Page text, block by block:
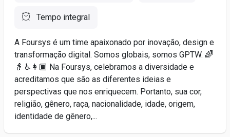
Tempo integral
A Foursys é um time apaixonado por inovação, design e
transformação digital. Somos globais, somos GPTW. 🌈
👵 ♿️👩🏾 Na Foursys, celebramos a diversidade e
acreditamos que são as diferentes ideias e
perspectivas que nos enriquecem. Portanto, sua cor,
religião, gênero, raça, nacionalidade, idade, origem,
identidade de gênero,...